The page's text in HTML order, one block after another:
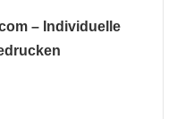
– Individuelle